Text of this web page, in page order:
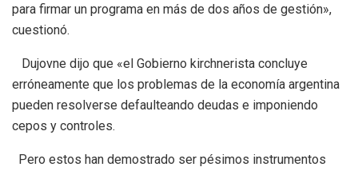
para firmar un programa en más de dos años de gestión»,
cuestionó.
Dujovne dijo que «el Gobierno kirchnerista concluye
erróneamente que los problemas de la economía argentina
pueden resolverse defaulteando deudas e imponiendo
cepos y controles.
Pero estos han demostrado ser pésimos instrumentos